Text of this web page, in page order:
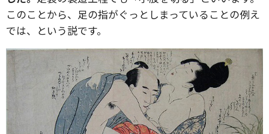
このことから、足の指がぐっとしまっていることの例え
では、という説です。